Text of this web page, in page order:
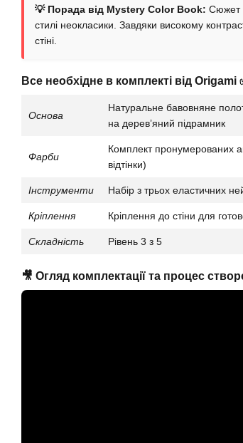
💡 Порада від Mystery Color Book: Сюжет
стилі неокласики. Завдяки високому
стіні.
Все необхідне в комплекті від Origami
Основа
Натуральне бавовняне
на деревʼяний підрамник
Фарби
Комплект пронумерованих
відтінки)
Інструменти Набір з трьох еластичних
Кріплення Кріплення до стіни для
Складність Рівень 3 з 5
🎥 Огляд комплектації та процес